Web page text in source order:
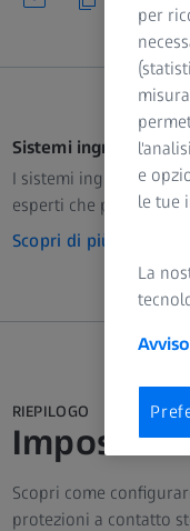
Sistemi ingrandenti
I sistemi ingrandenti
esperti che
Scopri di più
RIEPILOGO
Scopri come
protezioni a contatto
per
e
le tue
La